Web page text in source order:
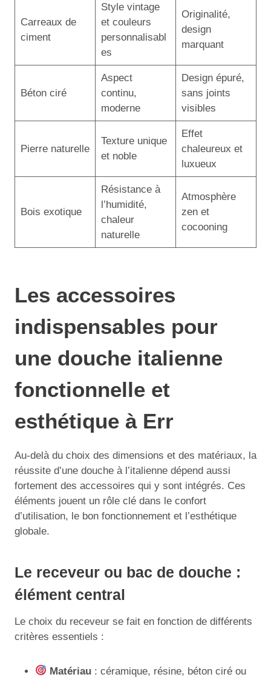
Carreaux de
ciment
Style vintage
et couleurs
personnalisabl
es
Originalité,
design
marquant
Béton ciré
Aspect
continu,
moderne
Design épuré,
sans joints
visibles
Pierre naturelle
Texture unique
et noble
Effet
chaleureux et
luxueux
Bois exotique
Résistance à
l’humidité,
chaleur
naturelle
Atmosphère
zen et
cocooning
Les accessoires
indispensables pour
une douche italienne
fonctionnelle et
esthétique à Err
Au-delà du choix des dimensions et des matériaux, la
réussite d’une douche à l’italienne dépend aussi
fortement des accessoires qui y sont intégrés. Ces
éléments jouent un rôle clé dans le confort
d’utilisation, le bon fonctionnement et l’esthétique
globale.
Le receveur ou bac de douche :
élément central
Le choix du receveur se fait en fonction de différents
critères essentiels :
Matériau : céramique, résine, béton ciré ou